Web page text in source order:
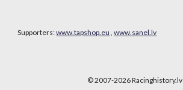
Supporters:www.tapshop.eu ,www.sanel.lv
© 2007-2026Racinghistory.lv